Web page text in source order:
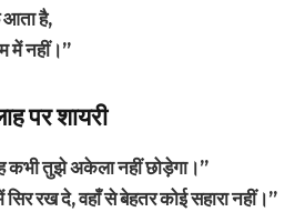
आता है,
में नहीं।”
पर शायरी
कभी तुझे अकेला नहीं छोड़ेगा।”
रख दे, वहाँ से बेहतर कोई सहारा नहीं।”